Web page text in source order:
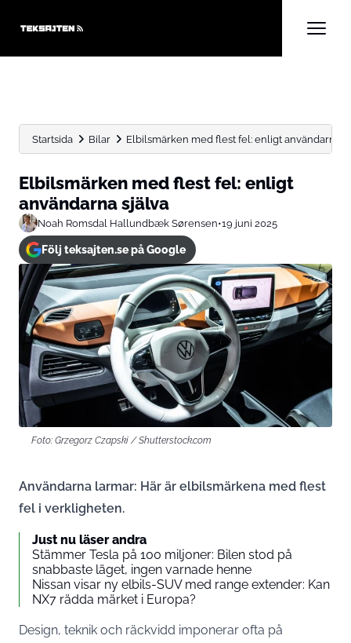
Startsida Bilar Elbilsmärken med flest fel: enligt användarna
Elbilsmärken med flest fel: enligt
användarna själva
Noah Romsdal Hallundbæk Sørensen•19 juni 2025
Följ teksajten.se på Google
Foto: Grzegorz Czapski / Shutterstock.com
Användarna larmar: Här är elbilsmärkena med flest
fel i verkligheten.
Just nu läser andra
Stämmer Tesla på 100 miljoner: Bilen stod på
snabbaste läget, ingen varnade henne
Nissan visar ny elbils-SUV med range extender: Kan
NX7 rädda märket i Europa?
Design, teknik och räckvidd imponerar ofta på